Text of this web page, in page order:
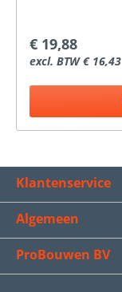
€ 19,88
excl. BTW € 16,43
Klantenservice
Algemeen
ProBouwen BV